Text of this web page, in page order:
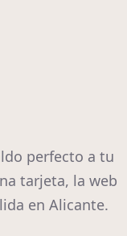
perfecto a tu
tarjeta, la web
en Alicante.